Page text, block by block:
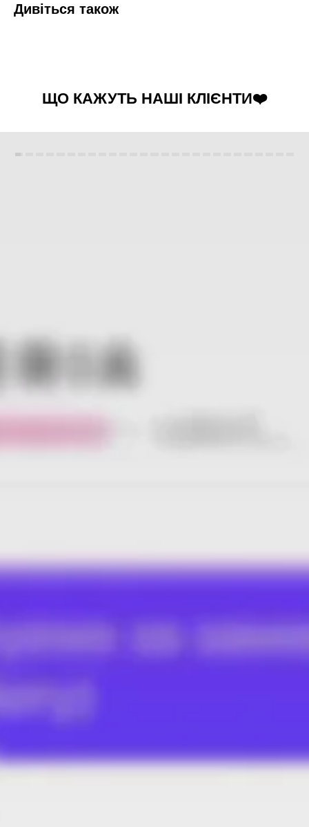
Дивіться також
ЩО КАЖУТЬ НАШІ КЛІЄНТИ❤️